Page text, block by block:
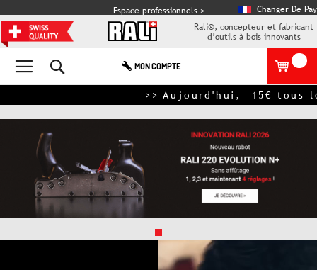
Espace professionnels >
Changer De
Rali®, concepteur et fabricant
d’outils à bois innovants
MON COMPTE
>> Aujourd'hui, -15€ tous les